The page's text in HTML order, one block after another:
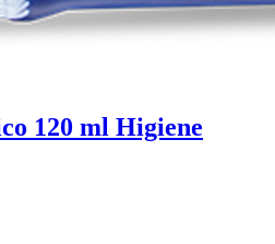
120 ml Higiene